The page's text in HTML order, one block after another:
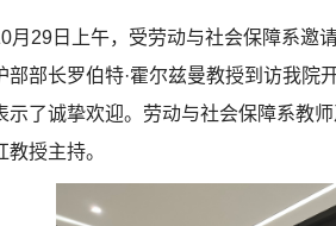
月29日上午，受劳动与社会保障系邀
部部长罗伯特·霍尔兹曼教授到访我院
示了诚挚欢迎。劳动与社会保障系教
授主持。